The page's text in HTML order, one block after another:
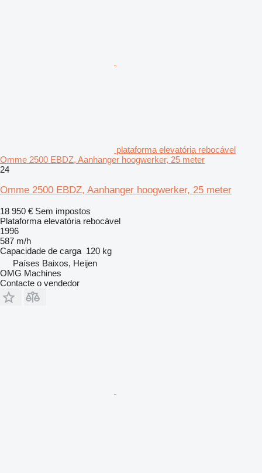
plataforma elevatória rebocável
Omme 2500 EBDZ, Aanhanger hoogwerker, 25 meter
24
Omme 2500 EBDZ, Aanhanger hoogwerker, 25 meter
18 950 € Sem impostos
Plataforma elevatória rebocável
1996
587 m/h
Capacidade de carga 120 kg
Países Baixos, Heijen
OMG Machines
Contacte o vendedor